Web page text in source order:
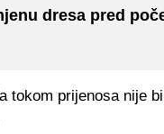
dresa pred
tokom prijenosa nije